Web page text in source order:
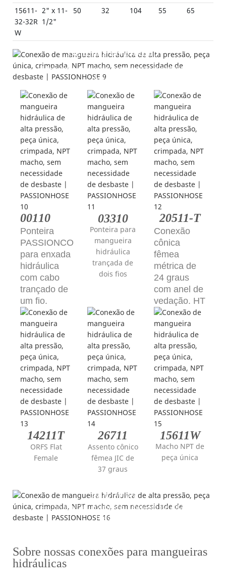
15611-
32-32R
W
2" x 11-
1/2"
50 32 104 55 65
Detalhes do produto
---Mais conexões para mangueiras hidráulicas
PAISHUN---
00110
Ponteira
PASSIONCO
para enxada
hidráulica
com cabo
trançado de
um fio.
03310
Ponteira para
mangueira
hidráulica
trançada de
dois fios
20511-T
Conexão
cônica
fêmea
métrica de
24 graus
com anel de
vedação. HT
14211T
ORFS Flat
Female
26711
Assento cônico
fêmea JIC de
37 graus
15611W
Macho NPT de
peça única
Aplicativo
---Construção, Içamento, Lavagem de Alta
Pressão---
Sobre nossas conexões para mangueiras
hidráulicas